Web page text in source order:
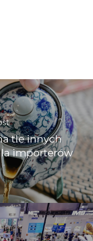
tle innych
importerów